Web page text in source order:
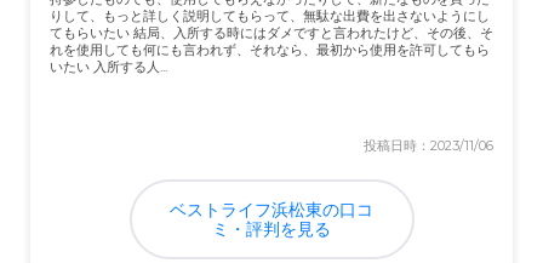
何よりも本人の生気がよみがえり、いきいきしてる。 職
員スタッフのことも信頼してる様子で、楽しそう。
近隣環境や交通アクセスに対して受けた印象は、これとい
って特にない。これといって特になし
料金費用について
りして、もっと詳しく説明してもらって、無駄な出費を出さないようにし
てもらいたい 結局、入所する時にはダメですと言われたけど、その後、そ
れを使用しても何にも言われず、それなら、最初から使用を許可してもら
いたい 入所する人...
投稿日時：2023/11/06
ベストライフ浜松東の口コ
ミ・評判を見る